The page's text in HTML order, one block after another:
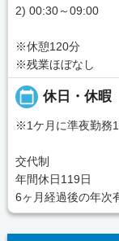
2) 00:30～09:00
※休憩120分
※残業ほぼなし
calendar_today 休日・休暇
※1ケ月に準夜勤務
交代制
年間休日119日
6ヶ月経過後の年次